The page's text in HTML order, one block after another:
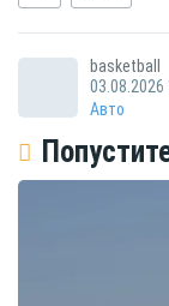
basketball
03.08.2026
Авто